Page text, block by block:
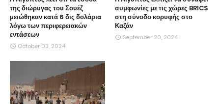
της διώρυγας του Σουέζ
μειώθηκαν κατά 6 δις δολάρια
λόγω των περιφερειακών
εντάσεων
October 03, 2024
συμφωνίες με τις χώρες BRICS
στη σύνοδο κορυφής στο
Καζάν
September 20, 2024